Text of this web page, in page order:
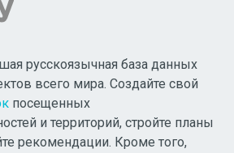
русскоязычная база данных
всего мира. Создайте свой
посещенных
и территорий, стройте планы
рекомендации. Кроме того,